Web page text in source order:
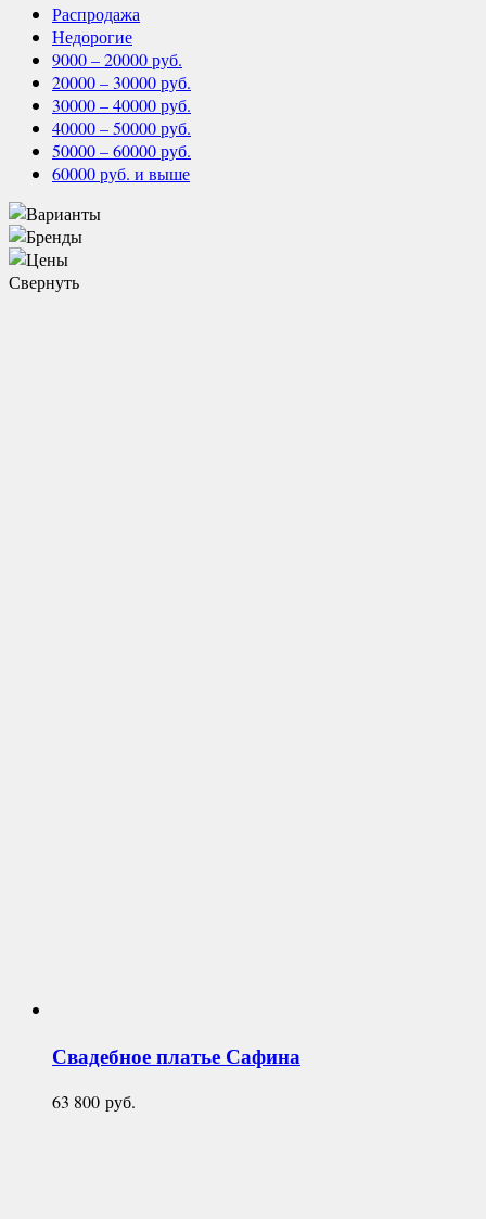
Распродажа
Недорогие
9000 – 20000 руб.
20000 – 30000 руб.
30000 – 40000 руб.
40000 – 50000 руб.
50000 – 60000 руб.
60000 руб. и выше
Свернуть
Свадебное платье Сафина
63 800 руб.